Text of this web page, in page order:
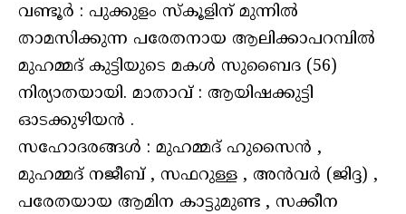
വണ്ടൂര്‍ : പുക്കുളം സ്‌കൂളിന് മുന്നില്‍
താമസിക്കുന്ന പരേതനായ ആലിക്കാപറമ്പില്‍
മുഹമ്മദ് കുട്ടിയുടെ മകള്‍ സുബൈദ (56)
നിര്യാതയായി. മാതാവ് : ആയിഷക്കുട്ടി
ഓടക്കുഴിയന്‍ .
സഹോദരങ്ങള്‍ : മുഹമ്മദ് ഹുസൈന്‍ ,
മുഹമ്മദ് നജീബ് , സഫറുള്ള , അന്‍വര്‍ (ജിദ്ദ) ,
പരേതയായ ആമിന കാട്ടുമുണ്ട , സക്കീന